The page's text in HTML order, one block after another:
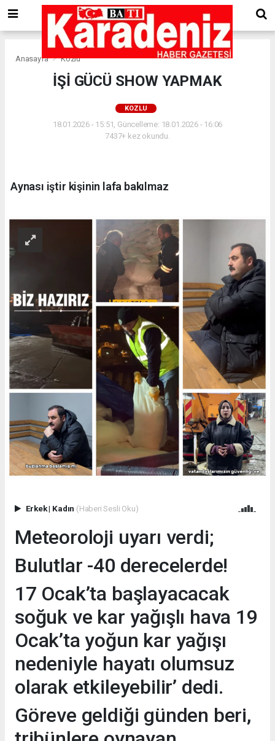
Anasayfa Kozlu
İŞİ GÜCÜ SHOW YAPMAK
KOZLU
18.01.2026 - 15:51, Güncelleme: 18.01.2026 - 16:06
7437+ kez okundu.
Aynası iştir kişinin lafa bakılmaz
Erkek| Kadın (Haberi Sesli Oku)
Meteoroloji uyarı verdi;
Bulutlar -40 derecelerde!
17 Ocak’ta başlayacacak
soğuk ve kar yağışlı hava 19
Ocak’ta yoğun kar yağışı
nedeniyle hayatı olumsuz
olarak etkileyebilir’ dedi.
Göreve geldiği günden beri,